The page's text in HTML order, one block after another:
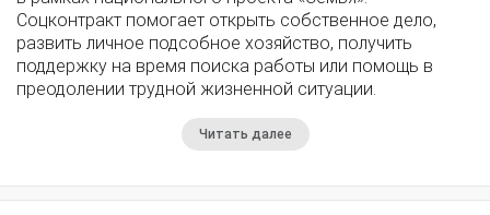
Соцконтракт помогает открыть собственное дело,
развить личное подсобное хозяйство, получить
поддержку на время поиска работы или помощь в
преодолении трудной жизненной ситуации.
Читать далее